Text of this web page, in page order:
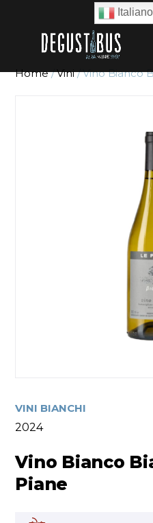
Home/Vini/ Vino Bianco
VINI BIANCHI
2024
Vino Bianco
Piane
Italiano